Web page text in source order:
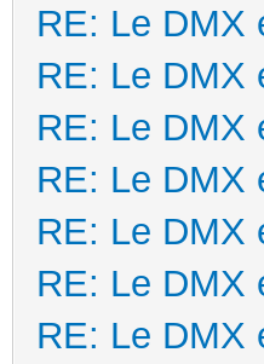
RE: Le DMX
RE: Le DMX
RE: Le DMX
RE: Le DMX
RE: Le DMX
RE: Le DMX
RE: Le DMX